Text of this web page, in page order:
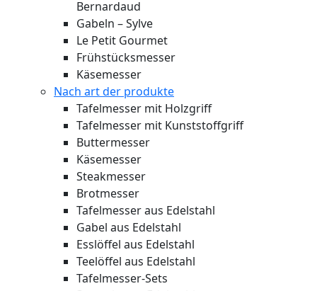
Bernardaud
Gabeln – Sylve
Le Petit Gourmet
Frühstücksmesser
Käsemesser
Nach art der produkte
Tafelmesser mit Holzgriff
Tafelmesser mit Kunststoffgriff
Buttermesser
Käsemesser
Steakmesser
Brotmesser
Tafelmesser aus Edelstahl
Gabel aus Edelstahl
Esslöffel aus Edelstahl
Teelöffel aus Edelstahl
Tafelmesser-Sets